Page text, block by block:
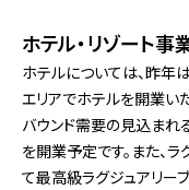
ホテル・リゾート事
ホテルについては、昨年
エリアでホテルを開業い
バウンド需要の見込まれ
を開業予定です。また、
て最高級ラグジュアリー